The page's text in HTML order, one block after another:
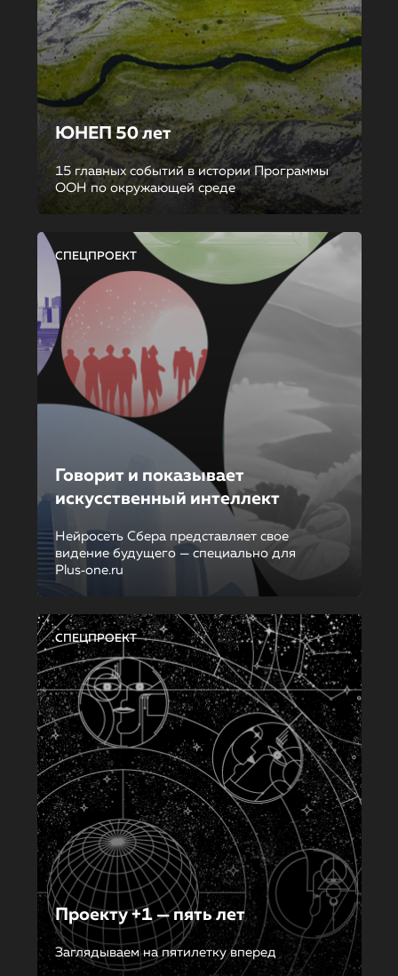
ЮНЕП 50 лет
15 главных событий в истории Программы
ООН по окружающей среде
СПЕЦПРОЕКТ
Говорит и показывает
искусственный интеллект
Нейросеть Сбера представляет свое
видение будущего — специально для
Plus‑one.ru
СПЕЦПРОЕКТ
Проекту +1 — пять лет
Заглядываем на пятилетку вперед